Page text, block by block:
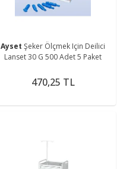
Ayset Şeker Ölçmek Için Deilici
Lanset 30 G 500 Adet 5 Paket
470,25 TL